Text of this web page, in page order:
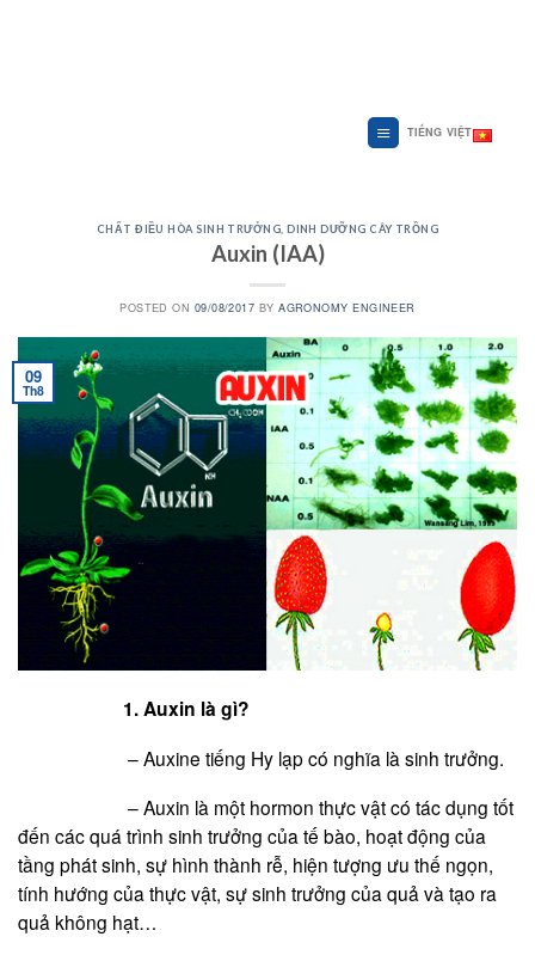
TIẾNG VIỆT
CHẤT ĐIỀU HÒA SINH TRƯỞNG ,DINH DƯỠNG CÂY TRỒNG
Auxin (IAA)
POSTED ON 09/08/2017 BYAGRONOMY ENGINEER
09
Th8
1. Auxin là gì?
– Auxine tiếng Hy lạp có nghĩa là sinh trưởng.
– Auxin là một hormon thực vật có tác dụng tốt
đến các quá trình sinh trưởng của tế bào, hoạt động của
tầng phát sinh, sự hình thành rễ, hiện tượng ưu thế ngọn,
tính hướng của thực vật, sự sinh trưởng của quả và tạo ra
quả không hạt…